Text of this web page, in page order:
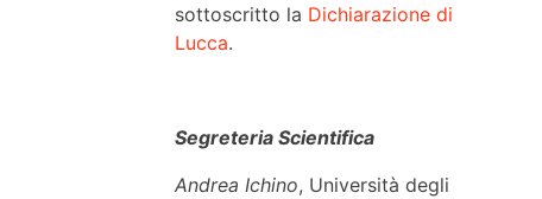
sottoscritto la Dichiarazione di
Lucca.
Segreteria Scientifica
Andrea Ichino, Università degli